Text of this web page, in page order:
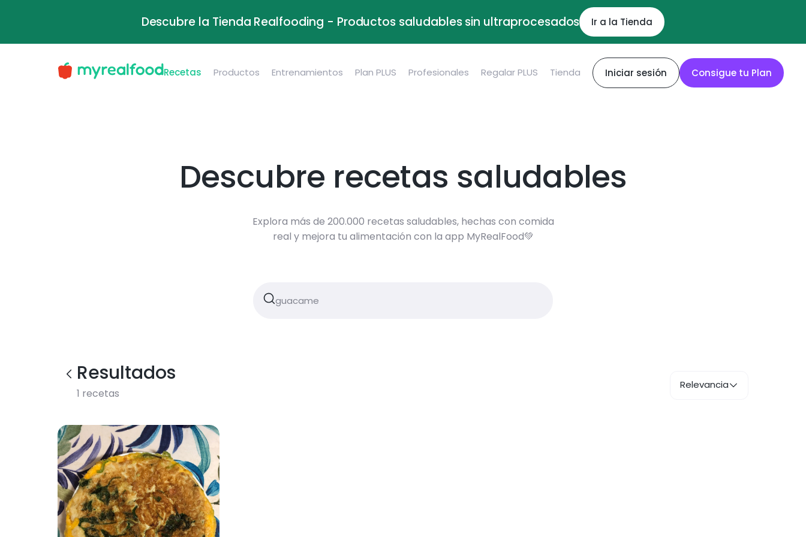
Descubre la Tienda Realfooding - Productos saludables sin ultraprocesados Ir a la Tienda
Recetas Productos Entrenamientos Plan PLUS Profesionales Regalar PLUS Tienda Iniciar sesión Consigue tu Plan
Descubre recetas saludables
Explora más de 200.000 recetas saludables, hechas con comida
real y mejora tu alimentación con la app MyRealFood💚
Resultados
1 recetas
Relevancia